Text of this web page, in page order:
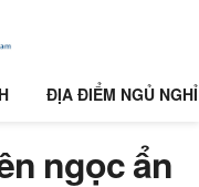
ĐỊA ĐIỂM NGỦ NGHỈ
ngọc ẩn